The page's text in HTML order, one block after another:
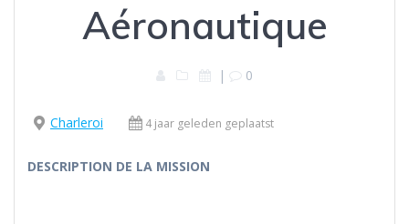
Aéronautique
| 0
Charleroi 4 jaar geleden geplaatst
DESCRIPTION DE LA MISSION